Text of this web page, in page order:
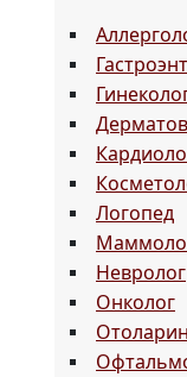
Логопед
Невролог
Онколог